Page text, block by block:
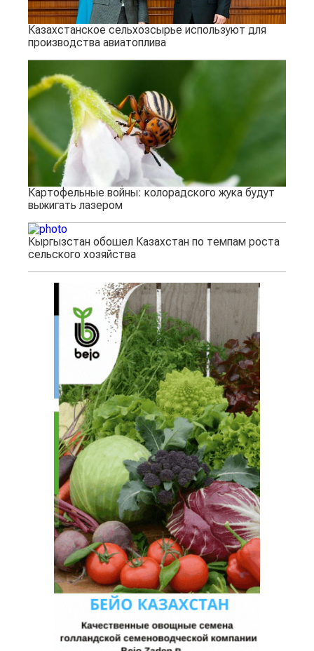
Казахстанское сельхозсырье используют для
производства авиатоплива
Картофельные войны: колорадского жука будут
выжигать лазером
Кыргызстан обошел Казахстан по темпам роста
сельского хозяйства